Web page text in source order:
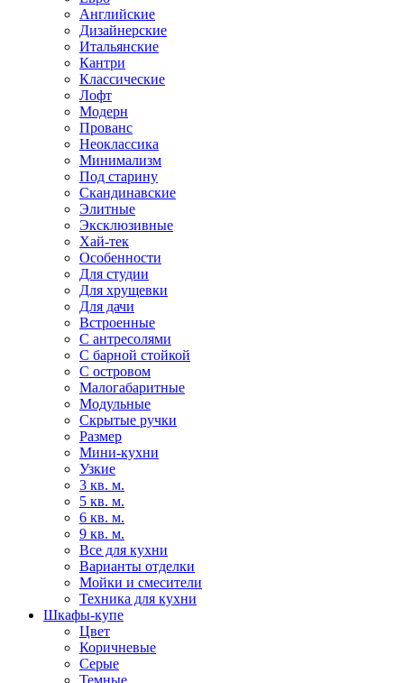
Английские
Дизайнерские
Итальянские
Кантри
Классические
Лофт
Модерн
Прованс
Неоклассика
Минимализм
Под старину
Скандинавские
Элитные
Эксклюзивные
Хай-тек
Особенности
Для студии
Для хрущевки
Для дачи
Встроенные
С антресолями
С барной стойкой
С островом
Малогабаритные
Модульные
Скрытые ручки
Размер
Мини-кухни
Узкие
3 кв. м.
5 кв. м.
6 кв. м.
9 кв. м.
Все для кухни
Варианты отделки
Мойки и смесители
Техника для кухни
Шкафы-купе
Цвет
Коричневые
Серые
Темные